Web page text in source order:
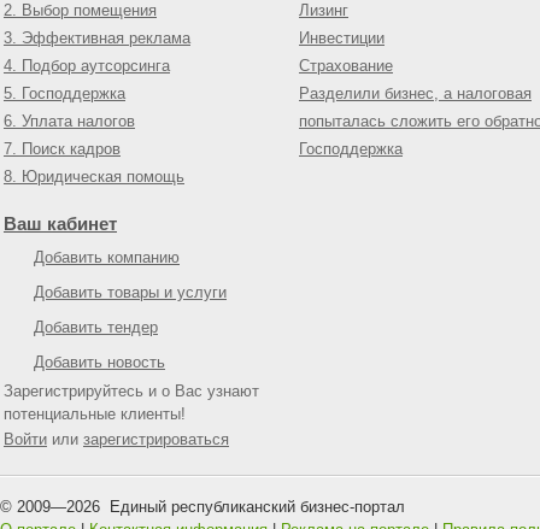
2. Выбор помещения
3. Эффективная реклама
4. Подбор аутсорсинга
5. Господдержка
6. Уплата налогов
7. Поиск кадров
8. Юридическая помощь
Лизинг
Инвестиции
Страхование
Разделили бизнес, а налоговая
попыталась сложить его
Господдержка
Ваш кабинет
Добавить компанию
Добавить товары и услуги
Добавить тендер
Добавить новость
Зарегистрируйтесь и о Вас узнают
потенциальные клиенты!
Войти или зарегистрироваться
© 2009—2026 Единый республиканский бизнес-портал